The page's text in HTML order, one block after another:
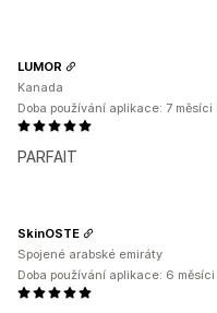
PARFAIT
LUMOR
Kanada
Doba používání aplikace: 7 měsíci
SkinOSTE
Spojené arabské emiráty
Doba používání aplikace: 6 měsíci